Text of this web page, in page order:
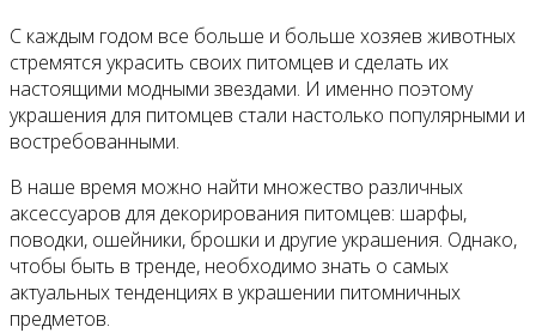
С каждым годом все больше и больше хозяев животных
стремятся украсить своих питомцев и сделать их
настоящими модными звездами. И именно поэтому
украшения для питомцев стали настолько популярными и
востребованными.
В наше время можно найти множество различных
аксессуаров для декорирования питомцев: шарфы,
поводки, ошейники, брошки и другие украшения. Однако,
чтобы быть в тренде, необходимо знать о самых
актуальных тенденциях в украшении питомничных
предметов.